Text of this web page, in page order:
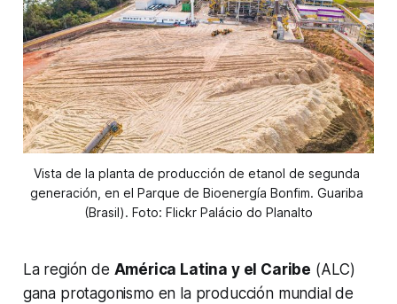
Vista de la planta de producción de etanol de segunda
generación, en el Parque de Bioenergía Bonfim. Guariba
(Brasil). Foto: Flickr Palácio do Planalto
La región de América Latina y el Caribe (ALC)
gana protagonismo en la producción mundial de